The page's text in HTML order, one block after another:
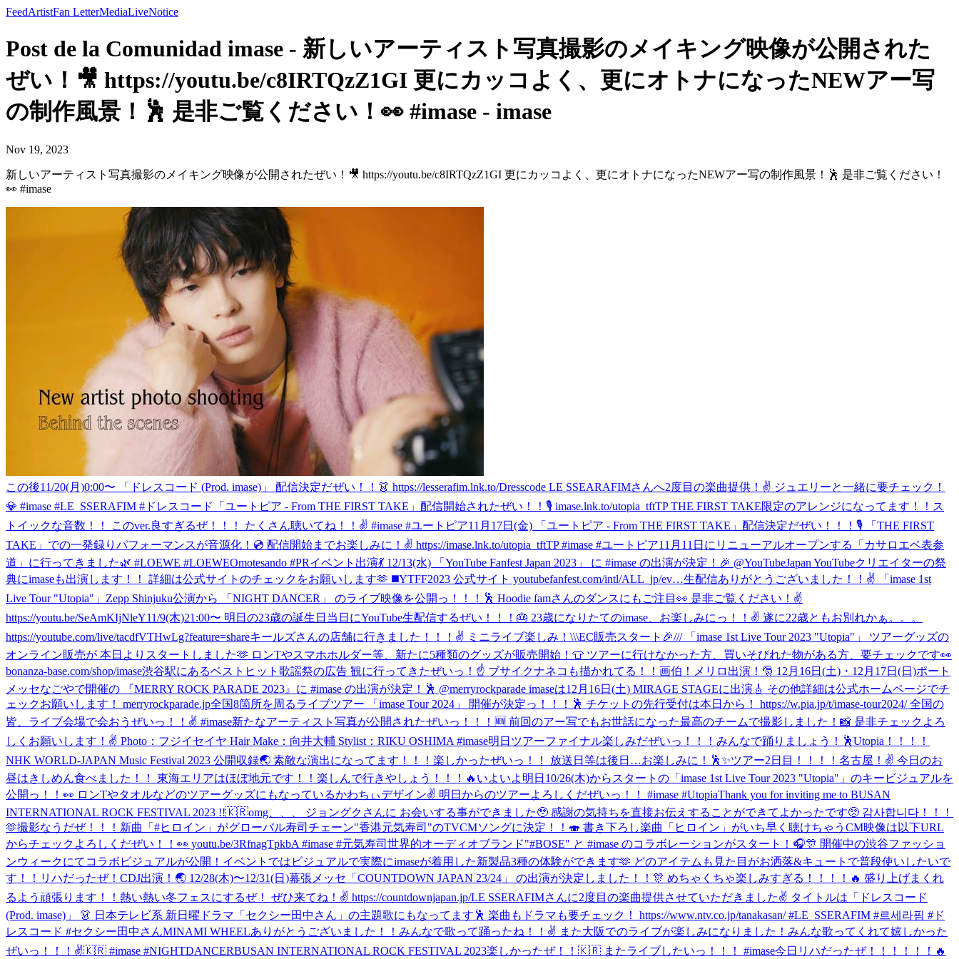
FeedArtistFan LetterMediaLiveNotice
Post de la Comunidad imase - 新しいアーティスト写真撮影のメイキング映像が公開された
ぜい！🎥 https://youtu.be/c8IRTQzZ1GI 更にカッコよく、更にオトナになったNEWアー写
の制作風景！🕺 是非ご覧ください！👀 #imase - imase
Nov 19, 2023
新しいアーティスト写真撮影のメイキング映像が公開されたぜい！🎥 https://youtu.be/c8IRTQzZ1GI 更にカッコよく、更にオトナになったNEWアー写の制作風景！🕺 是非ご覧ください！
👀 #imase
この後11/20(月)0:00〜 「ドレスコード (Prod. imase)」 配信決定だぜい！！👗 https://lesserafim.lnk.to/Dresscode LE SSEARAFIMさんへ2度目の楽曲提供！✌️ ジュエリーと一緒に要チェック！
💎 #imase #LE_SSERAFIM #ドレスコード
「ユートピア - From THE FIRST TAKE」配信開始されたぜい！！🎙 imase.lnk.to/utopia_tftTP THE FIRST TAKE限定のアレンジになってます！！ス
トイックな音数！！ このver.良すぎるぜ！！！ たくさん聴いてね！！✌️ #imase #ユートピア11月17日(金) 「ユートピア - From THE FIRST TAKE」配信決定だぜい！！！🎙 「THE FIRST
TAKE」での一発録りパフォーマンスが音源化！💿 配信開始までお楽しみに！✌️ https://imase.lnk.to/utopia_tftTP #imase #ユートピア11月11日にリニューアルオープンする「カサロエベ表参
道」に行ってきました🌿 #LOEWE #LOEWEOmotesando #PRイベント出演💃 12/13(水) 「YouTube Fanfest Japan 2023」 に #imase の出演が決定！🎉 @YouTubeJapan YouTubeクリエイターの祭
典にimaseも出演します！！ 詳細は公式サイトのチェックをお願いします🫶 ◼️YTFF2023 公式サイト youtubefanfest.com/intl/ALL_jp/ev…生配信ありがとうございました！！✌️ 「imase 1st
Live Tour "Utopia"」Zepp Shinjuku公演から 「NIGHT DANCER」 のライブ映像を公開っ！！！🕺 Hoodie famさんのダンスにもご注目👀 是非ご覧ください！✌️
https://youtu.be/SeAmKIjNleY11/9(木)21:00〜 明日の23歳の誕生日当日にYouTube生配信するぜい！！！🎂 23歳になりたてのimase、お楽しみにっ！！✌️ 遂に22歳ともお別れかぁ。。。
https://youtube.com/live/tacdfVTHwLg?feature=shareキールズさんの店舗に行きました！！！✌️ ミニライブ楽しみ！ \\\EC販売スタート🎉/// 「imase 1st Live Tour 2023 "Utopia"」 ツアーグッズの
オンライン販売が 本日よりスタートしました🫶 ロンTやスマホホルダー等、新たに5種類のグッズが販売開始！👕 ツアーに行けなかった方、買いそびれた物がある方、要チェックです👀
bonanza-base.com/shop/imase渋谷駅にあるベストヒット歌謡祭の広告 観に行ってきたぜいっ！☝️ ブサイクナネコも描かれてる！！画伯！
メリロ出演！🎅 12月16日(土)・12月17日(日)ポート
メッセなごやで開催の 『MERRY ROCK PARADE 2023』に #imase の出演が決定！🕺 @merryrockparade imaseは12月16日(土) MIRAGE STAGEに出演🎸 その他詳細は公式ホームページでチ
ェックお願いします！ merryrockparade.jp全国8箇所を周るライブツアー 「imase Tour 2024」 開催が決定っ！！！🕺 チケットの先行受付は本日から！ https://w.pia.jp/t/imase-tour2024/ 全国の
皆、ライブ会場で会おうぜいっ！！✌️ #imase新たなアーティスト写真が公開されたぜいっ！！！🆕 前回のアー写でもお世話になった最高のチームで撮影しました！📸 是非チェックよろ
しくお願いします！✌️ Photo：フジイセイヤ Hair Make：向井大輔 Stylist：RIKU OSHIMA #imase明日ツアーファイナル楽しみだぜいっ！！！みんなで踊りましょう！🕺Utopia！！！！
NHK WORLD-JAPAN Music Festival 2023 公開収録🌏 素敵な演出になってます！！！楽しかったぜいっ！！ 放送日等は後日…お楽しみに！🕺✨ツアー2日目！！！！名古屋！✌️ 今日のお
昼はきしめん食べました！！ 東海エリアはほぼ地元です！！楽しんで行きやしょう！！！🔥 いよいよ明日10/26(木)からスタートの「imase 1st Live Tour 2023 "Utopia"」のキービジュアルを
公開っ！！👀 ロンTやタオルなどのツアーグッズにもなっているかわちぃデザイン✌ 明日からのツアーよろしくだぜいっ！！ #imase #UtopiaThank you for inviting me to BUSAN
INTERNATIONAL ROCK FESTIVAL 2023 !!🇰🇷omg、、、 ジョングクさんに お会いする事ができました🥹 感謝の気持ちを直接お伝えすることができてよかったです🥺 감사합니다！！！
🫶撮影なうだぜ！！！ 新曲「#ヒロイン」がグローバル寿司チェーン"香港元気寿司"のTVCMソングに決定！！🍣 書き下ろし楽曲「ヒロイン」がいち早く聴けちゃうCM映像は以下URL
からチェックよろしくだぜい！！👀 youtu.be/3RfnagTpkbA #imase #元気寿司 世界的オーディオブランド"#BOSE" と #imase のコラボレーションがスタート！🎧🎊 開催中の渋谷ファッショ
ンウィークにてコラボビジュアルが公開！イベントではビジュアルで実際にimaseが着用した新製品3種の体験ができます🫶 どのアイテムも見た目がお洒落&キュートで普段使いしたいで
す！！ リハだったぜ！ CDJ出演！🌏 12/28(木)〜12/31(日)幕張メッセ「COUNTDOWN JAPAN 23/24」 の出演が決定しました！！🎊 めちゃくちゃ楽しみすぎる！！！！🔥 盛り上げまくれ
るよう頑張ります！！熱い熱い冬フェスにするぜ！ ぜひ来てね！✌️ https://countdownjapan.jp/LE SSERAFIMさんに2度目の楽曲提供させていただきました✌️ タイトルは「ドレスコード
(Prod. imase)」 👗 日本テレビ系 新日曜ドラマ「セクシー田中さん」の主題歌にもなってます🕺 楽曲もドラマも要チェック！ https://www.ntv.co.jp/tanakasan/ #LE_SSERAFIM #르세라핌 #ド
レスコード #セクシー田中さんMINAMI WHEELありがとうございました！！みんなで歌って踊ったね！！✌️ また大阪でのライブが楽しみになりました！ みんな歌ってくれて嬉しかった
ぜいっ！！！✌️🇰🇷 #imase #NIGHTDANCERBUSAN INTERNATIONAL ROCK FESTIVAL 2023楽しかったぜ！！🇰🇷 またライブしたいっ！！！ #imase今日リハだったぜ！！！！！！🔥